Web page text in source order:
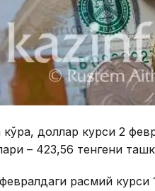
доллар курси 2
– 423,56 тенгени
расмий